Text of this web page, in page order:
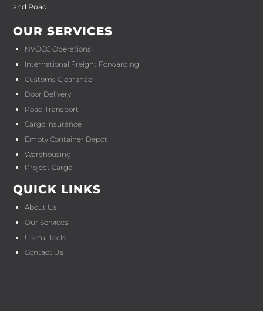
and Road.
OUR SERVICES
NVOCC Operations
International Freight Forwarding
Customs Clearance
Door Delivery
Road Transport
Cargo Insurance
Empty Container Depot
Warehousing
Project Cargo
QUICK LINKS
About Us
Our Services
Useful Tools
Contact Us